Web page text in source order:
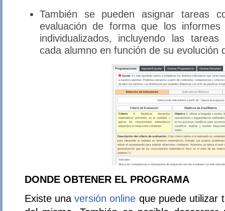
También se pueden asignar tareas
evaluación de forma que los informes
individualizados, incluyendo las
cada alumno en función de su evolución
DONDE OBTENER EL PROGRAMA
Existe unaversión online que puede utilizar